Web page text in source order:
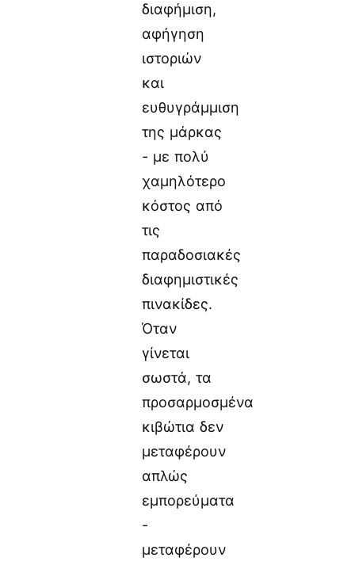
διαφήμιση,
αφήγηση
ιστοριών
και
ευθυγράμμιση
της μάρκας
- με πολύ
χαμηλότερο
κόστος από
τις
παραδοσιακές
διαφημιστικές
πινακίδες.
Όταν
γίνεται
σωστά, τα
προσαρμοσμένα
κιβώτια δεν
μεταφέρουν
απλώς
εμπορεύματα
-
μεταφέρουν